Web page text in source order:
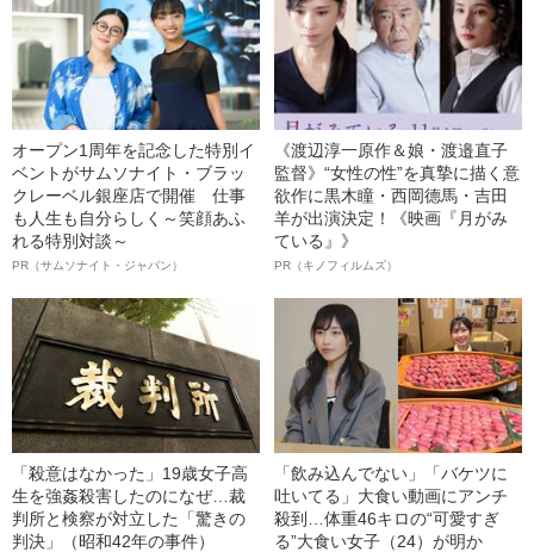
オープン1周年を記念した特別イ
ベントがサムソナイト・ブラッ
クレーベル銀座店で開催 仕事
も人生も自分らしく～笑顔あふ
れる特別対談～
PR（サムソナイト・ジャパン）
《渡辺淳一原作＆娘・渡邉直子
監督》“女性の性”を真摯に描く意
欲作に黒木瞳・西岡德馬・吉田
羊が出演決定！《映画『月がみ
ている』》
PR（キノフィルムズ）
「殺意はなかった」19歳女子高
生を強姦殺害したのになぜ…裁
判所と検察が対立した「驚きの
判決」（昭和42年の事件）
「飲み込んでない」「バケツに
吐いてる」大食い動画にアンチ
殺到…体重46キロの“可愛すぎ
る”大食い女子（24）が明か